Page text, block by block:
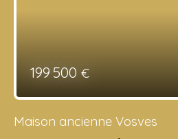
199 500 €
Maison ancienne Vosves